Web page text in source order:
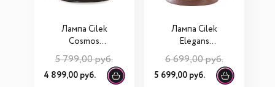
Лампа Cilek
Cosmos
21.10.6367.00
5 799,00 руб.
4 899,00 руб.
Лампа Cilek
Elegans
21.10.6358.00
6 699,00 руб.
5 699,00 руб.